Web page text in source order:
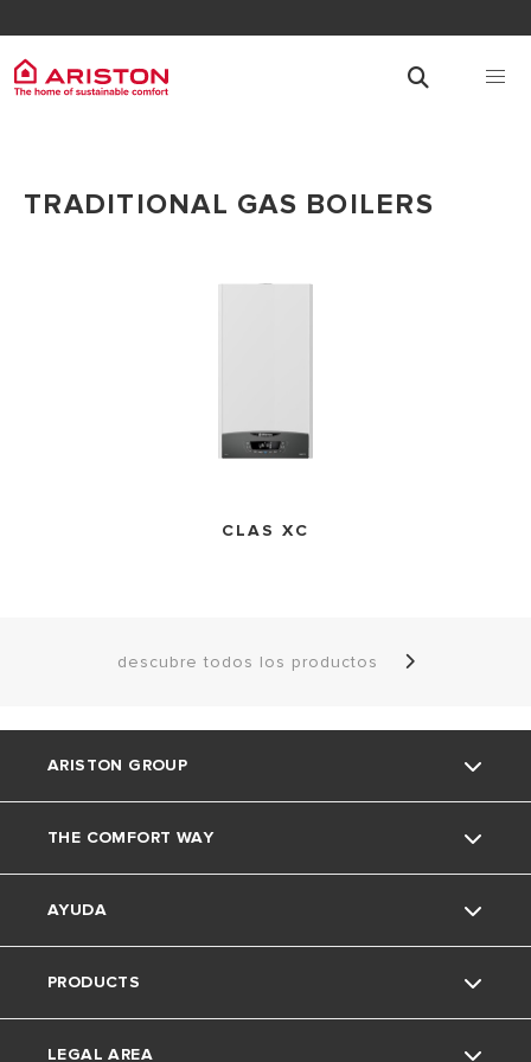
TRADITIONAL GAS BOILERS
CLAS XC
descubre todos los productos
ARISTON GROUP
La marca Ariston
El grupo
Trabaja con nosotros
THE COMFORT WAY
Consejos y soluciones
Medio Ambiente
AYUDA
Contacto
PRODUCTS
LEGAL AREA